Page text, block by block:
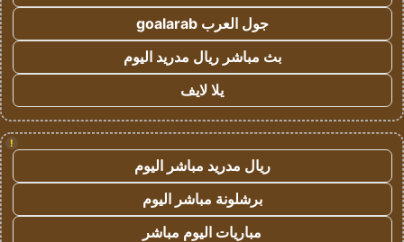
جول العرب goalarab
بث مباشر ريال مدريد اليوم
يلا لايف
!
ريال مدريد مباشر اليوم
برشلونة مباشر اليوم
مباريات اليوم مباشر